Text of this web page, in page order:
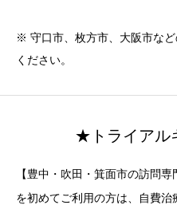
※ 守口市、枚方市、大阪市な
ください。
★トライアル
【豊中・吹田・箕面市の訪問
を初めてご利用の方は、自費